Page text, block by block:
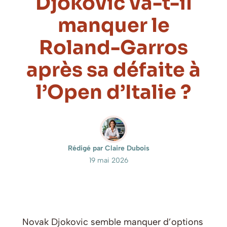
manquer le
Roland-Garros
après sa défaite à
l’Open d’Italie ?
Rédigé par Claire Dubois
19 mai 2026
Novak Djokovic semble manquer d’options